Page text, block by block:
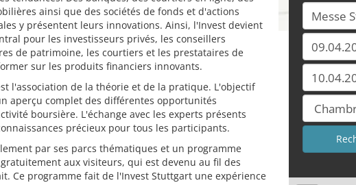
ainsi que des sociétés de fonds et d'actions
y présentent leurs innovations. Ainsi, l'Invest devient
pour les investisseurs privés, les conseillers
de patrimoine, les courtiers et les prestataires de
sur les produits financiers innovants.
l'association de la théorie et de la pratique. L'objectif
aperçu complet des différentes opportunités
boursière. L'échange avec les experts présents
précieux pour tous les participants.
par ses parcs thématiques et un programme
aux visiteurs, qui est devenu au fil des
Ce programme fait de l'Invest Stuttgart une expérience